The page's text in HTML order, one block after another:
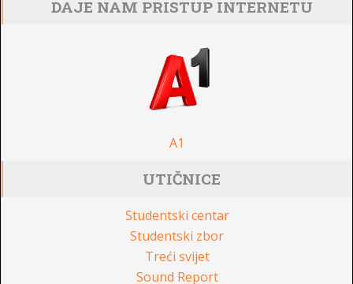
DAJE NAM PRISTUP INTERNETU
A1
UTIČNICE
Studentski centar
Studentski zbor
Treći svijet
Sound Report